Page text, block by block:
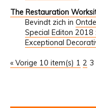
The Restauration
Bevindt zich in
Special Editon
Exceptional
« Vorige 10 item(s) 1 2 3